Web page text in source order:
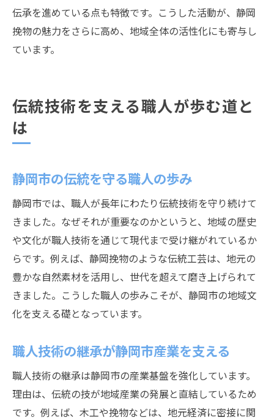
伝承を進めている点も特徴です。こうした活動が、静岡
挽物の魅力をさらに高め、地域全体の活性化にも寄与し
ています。
伝統技術を支える職人が歩む道と
は
静岡市の伝統を守る職人の歩み
静岡市では、職人が長年にわたり伝統技術を守り続けて
きました。なぜそれが重要なのかというと、地域の歴史
や文化が職人技術を通じて現代まで受け継がれているか
らです。例えば、静岡挽物のような伝統工芸は、地元の
豊かな自然素材を活用し、世代を超えて磨き上げられて
きました。こうした職人の歩みこそが、静岡市の地域文
化を支える礎となっています。
職人技術の継承が静岡市産業を支える
職人技術の継承は静岡市の産業基盤を強化しています。
理由は、伝統の技が地域産業の発展と直結しているため
です。例えば、木工や挽物などは、地元経済に密接に関